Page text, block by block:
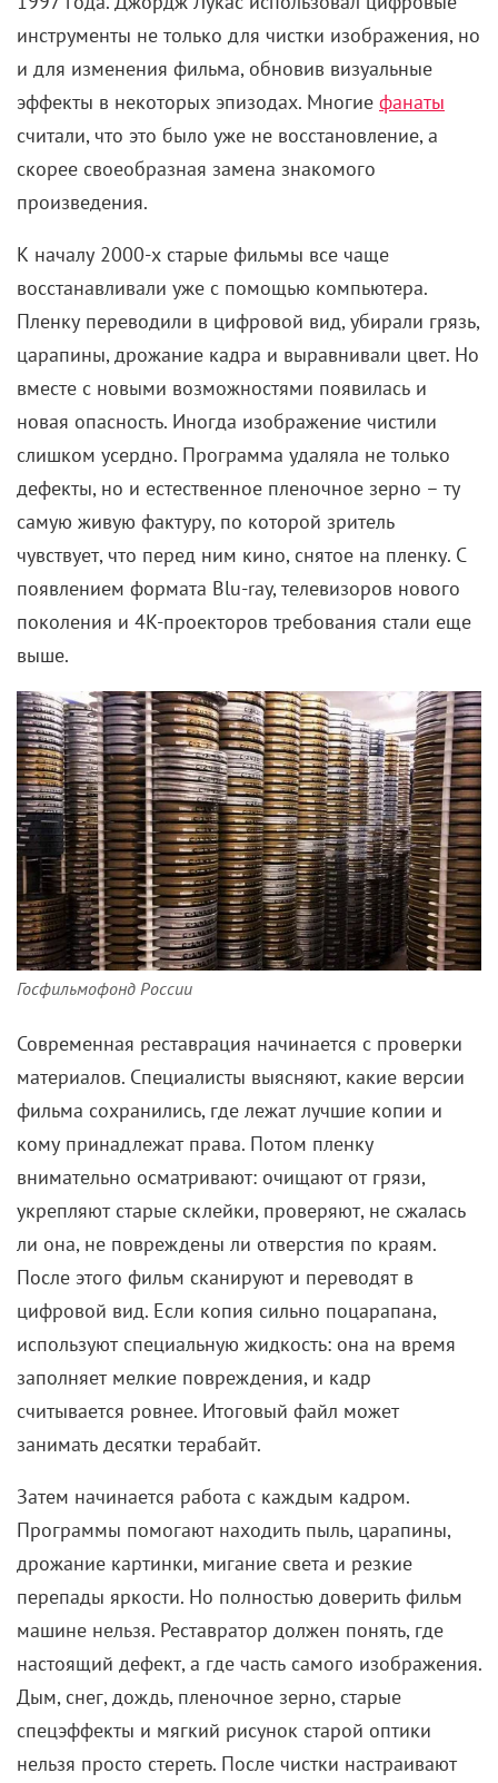
инструменты не только для чистки изображения, но
и для изменения фильма, обновив визуальные
эффекты в некоторых эпизодах. Многие фанаты
считали, что это было уже не восстановление, а
скорее своеобразная замена знакомого
произведения.
К началу 2000-х старые фильмы все чаще
восстанавливали уже с помощью компьютера.
Пленку переводили в цифровой вид, убирали грязь,
царапины, дрожание кадра и выравнивали цвет. Но
вместе с новыми возможностями появилась и
новая опасность. Иногда изображение чистили
слишком усердно. Программа удаляла не только
дефекты, но и естественное пленочное зерно – ту
самую живую фактуру, по которой зритель
чувствует, что перед ним кино, снятое на пленку. С
появлением формата Blu-ray, телевизоров нового
поколения и 4K-проекторов требования стали еще
выше.
Госфильмофонд России
Современная реставрация начинается с проверки
материалов. Специалисты выясняют, какие версии
фильма сохранились, где лежат лучшие копии и
кому принадлежат права. Потом пленку
внимательно осматривают: очищают от грязи,
укрепляют старые склейки, проверяют, не сжалась
ли она, не повреждены ли отверстия по краям.
После этого фильм сканируют и переводят в
цифровой вид. Если копия сильно поцарапана,
используют специальную жидкость: она на время
заполняет мелкие повреждения, и кадр
считывается ровнее. Итоговый файл может
занимать десятки терабайт.
Затем начинается работа с каждым кадром.
Программы помогают находить пыль, царапины,
дрожание картинки, мигание света и резкие
перепады яркости. Но полностью доверить фильм
машине нельзя. Реставратор должен понять, где
настоящий дефект, а где часть самого изображения.
Дым, снег, дождь, пленочное зерно, старые
спецэффекты и мягкий рисунок старой оптики
нельзя просто стереть. После чистки настраивают